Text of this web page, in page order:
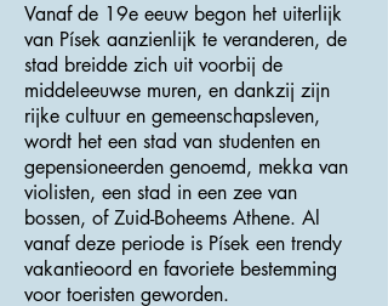
Vanaf de 19e eeuw begon het uiterlijk
van Písek aanzienlijk te veranderen, de
stad breidde zich uit voorbij de
middeleeuwse muren, en dankzij zijn
rijke cultuur en gemeenschapsleven,
wordt het een stad van studenten en
gepensioneerden genoemd, mekka van
violisten, een stad in een zee van
bossen, of Zuid-Boheems Athene. Al
vanaf deze periode is Písek een trendy
vakantieoord en favoriete bestemming
voor toeristen geworden.